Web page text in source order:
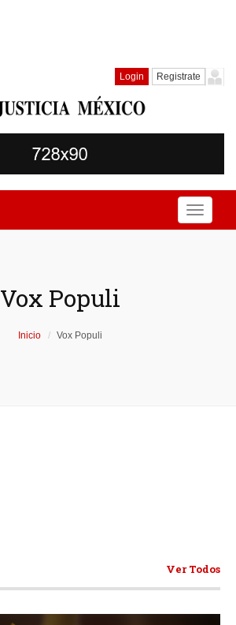
Login Registrate
Toggle
Vox Populi
Inicio Vox Populi
Ver Todos